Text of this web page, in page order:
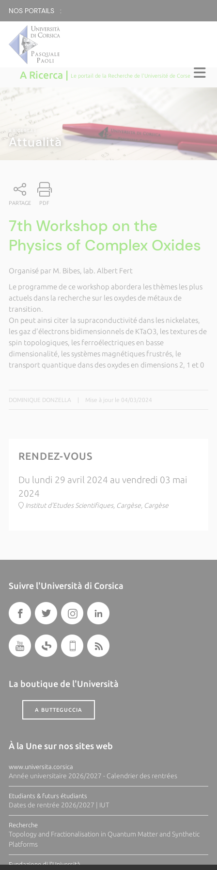
NOS PORTAILS :
A Ricerca | Le portail de la Recherche de l'Université de Corse
A RICERCA
Attualità
PARTAGE PDF
7th Workshop on the
Physics of Complex Oxides
Organisé par M. Bibes, lab. Albert Fert
Le programme de ce workshop abordera les thèmes les plus
actuels dans la recherche sur les oxydes de métaux de
transition.
On peut ainsi citer la supraconductivité dans les nickelates,
les gaz d'électrons bidimensionnels de KTaO3, les textures de
spin topologiques, les ferroélectriques en basse
dimensionalité, les systèmes magnétiques frustrés, le
transport quantique dans des oxydes en dimensions 2, 1 et 0
DOMINIQUE DONZELLA Mise à jour le 04/03/2024
RENDEZ-VOUS
Du lundi 29 avril 2024 au vendredi 03 mai
2024
Institut d'Etudes Scientifiques, Cargèse, Cargèse
Suivre l'Università di Corsica
La boutique de l'Università
A BUTTEGUCCIA
À la Une sur nos sites web
www.universita.corsica
Année universitaire 2026/2027 - Calendrier des rentrées
Etudiants & futurs étudiants
Dates de rentrée 2026/2027 | IUT
Recherche
Topology and Fractionalisation in Quantum Matter and Synthetic
Platforms
Fundazione di l'Università